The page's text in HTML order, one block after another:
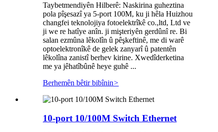
Taybetmendiyên Hilberê: Naskirina guheztina
pola pîşesazî ya 5-port 100M, ku ji hêla Huizhou
changfei teknolojiya fotoelektrîkê co.,ltd, Ltd ve
ji we re hatîye anîn. ji mişteriyên gerdûnî re. Bi
salan ezmûna lêkolîn û pêşkeftinê, me di warê
optoelektronîkê de gelek zanyarî û patentên
lêkolîna zanistî berhev kirine. Xwedîderketina
me ya jêhatîbûnê heye guhê ...
Berhemên bêtir bibînin>
10-port 10/100M Switch Ethernet